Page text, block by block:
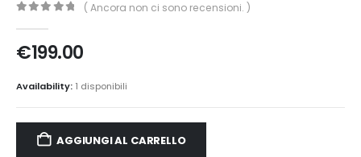
( Ancora non ci sono recensioni. )
€199.00
Availability: 1 disponibili
AGGIUNGI AL CARRELLO